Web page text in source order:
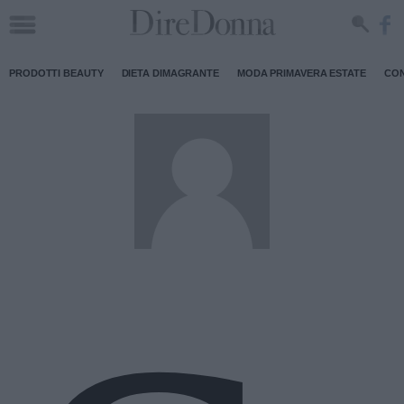
PRODOTTI BEAUTY DIETA DIMAGRANTE MODA PRIMAVERA ESTATE